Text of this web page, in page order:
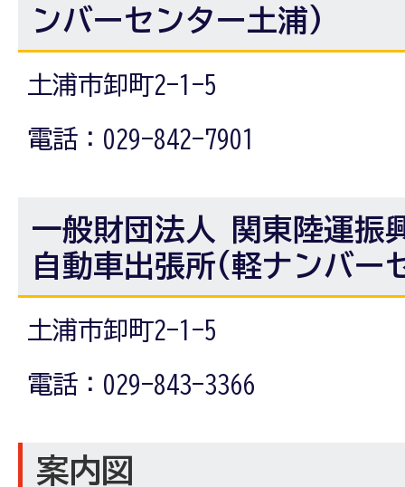
ンバーセンター土浦)
土浦市卸町2-1-5
電話：029-842-7901
一般財団法人 関東陸運振
自動車出張所(軽ナンバー
土浦市卸町2-1-5
電話：029-843-3366
案内図